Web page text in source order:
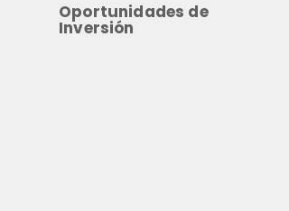
Oportunidades de
Inversión